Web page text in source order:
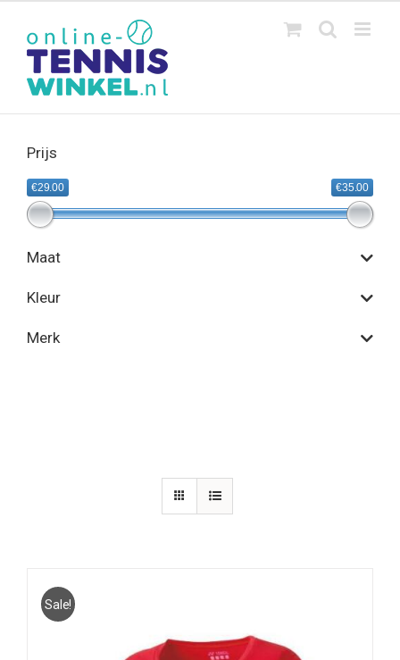
inhoud
Sale!
Prijs
€29.00 €35.00
Maat
Kleur
Merk